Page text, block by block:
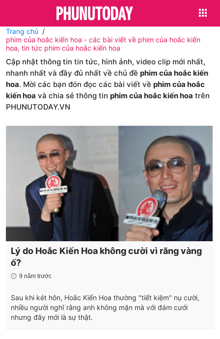
Trang chủ
phim của hoắc kiến hoa - các bài viết về phim của hoắc kiến
hoa, tin tức phim của hoắc kiến hoa
Cập nhật thông tin tin tức, hình ảnh, video clip mới nhất,
nhanh nhất và đầy đủ nhất về chủ đề phim của hoắc kiến
hoa. Mời các bạn đón đọc các bài viết về phim của hoắc
kiến hoa và chia sẻ thông tin phim của hoắc kiến hoa trên
PHUNUTODAY.VN
Lý do Hoắc Kiến Hoa không cười vì răng vàng
ố?
9 năm trước
Sau khi két hôn, Hoắc Kiến Hoa thường "tiết kiệm" nụ cười,
nhiều người nghĩ rằng anh không mặn mà với đám cưới
nhưng đây mới là sự thật.